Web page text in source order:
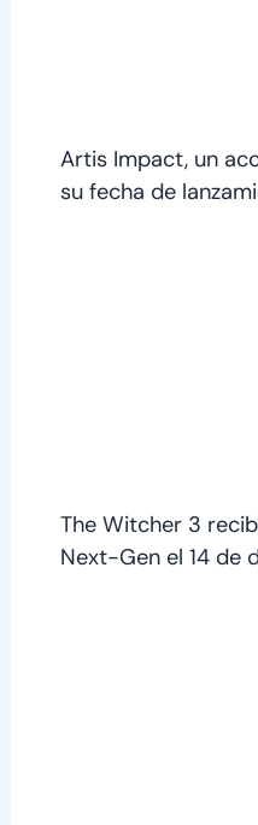
Artis Impact, un
su fecha de
The Witcher 3
Next-Gen el 14 de